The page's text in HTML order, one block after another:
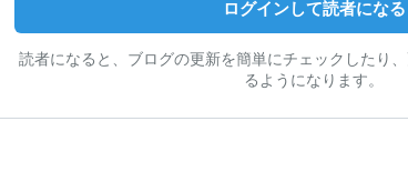
ログインして読者になる
読者になると、ブログの更新を簡単にチェックしたり
るようになります。